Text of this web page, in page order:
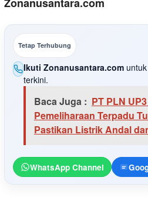
Tetap Terhubung
Ikuti Zonanusantara.com
terkini.
Baca Juga : PT PLN
Pemeliharaan Terpadu
Pastikan Listrik Andal
WhatsApp Channel